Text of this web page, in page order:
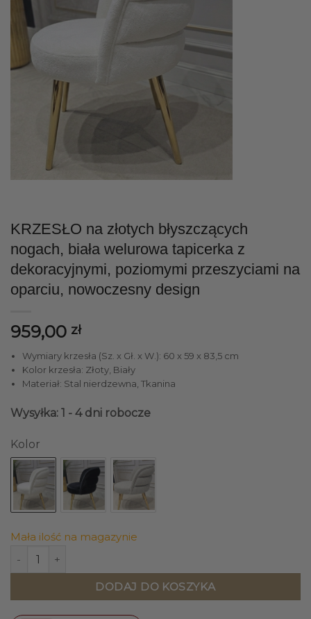
KRZESŁO na złotych błyszczących
nogach, biała welurowa tapicerka z
dekoracyjnymi, poziomymi przeszyciami na
oparciu, nowoczesny design
959,00 zł
Wymiary krzesła (Sz. x Gł. x W.): 60 x 59 x 83,5 cm
Kolor krzesła: Złoty, Biały
Materiał: Stal nierdzewna, Tkanina
Wysyłka: 1 - 4 dni robocze
Kolor
Mała ilość na magazynie
ilość KRZESŁO na złotych błyszczących nogach, biała
DODAJ DO KOSZYKA